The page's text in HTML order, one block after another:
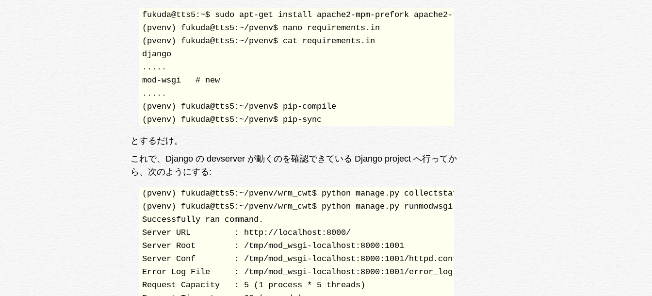
fukuda@tts5:~$ sudo apt-get install apache2-mpm-prefork apache2-threaded-dev
(pvenv) fukuda@tts5:~/pvenv$ nano requirements.in
(pvenv) fukuda@tts5:~/pvenv$ cat requirements.in
django
.....
mod-wsgi   # new
.....
(pvenv) fukuda@tts5:~/pvenv$ pip-compile
(pvenv) fukuda@tts5:~/pvenv$ pip-sync
とするだけ。
これで、Django の devserver が動くのを確認できている Django project へ行ってか
ら、次のようにする:
(pvenv) fukuda@tts5:~/pvenv/wrm_cwt$ python manage.py collectstatic  #1)
(pvenv) fukuda@tts5:~/pvenv/wrm_cwt$ python manage.py runmodwsgi     #2)
Successfully ran command.
Server URL         : http://localhost:8000/
Server Root        : /tmp/mod_wsgi-localhost:8000:1001
Server Conf        : /tmp/mod_wsgi-localhost:8000:1001/httpd.conf    #3)
Error Log File     : /tmp/mod_wsgi-localhost:8000:1001/error_log (warn)
Request Capacity   : 5 (1 process * 5 threads)                       #4)